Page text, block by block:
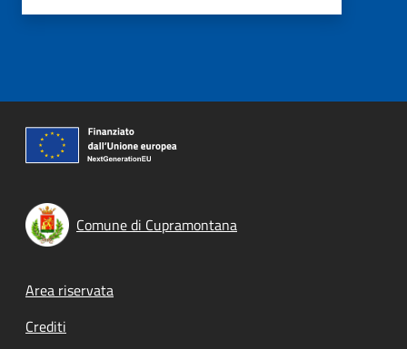
Comune di Cupramontana
Footer menu
Area riservata
Crediti